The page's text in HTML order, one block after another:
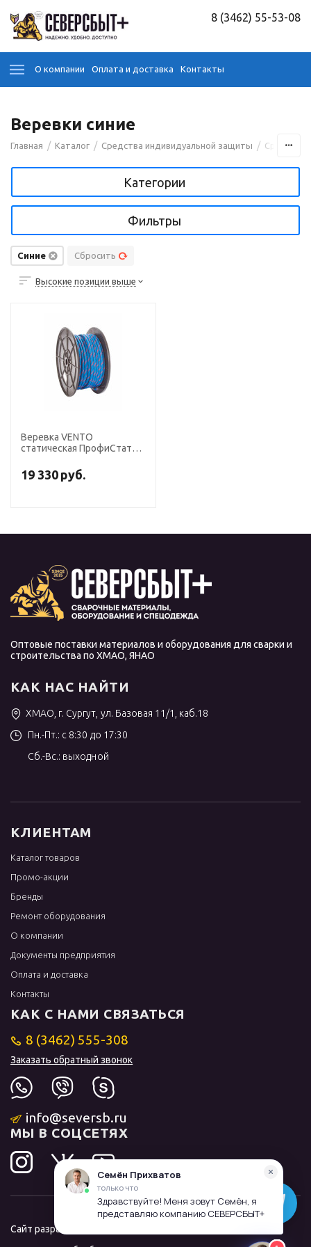
8 (3462) 55-53-08
О компании Оплата и доставка Контакты
Веревки синие
Главная / Каталог / Средства индивидуальной защиты / Средства
Категории
Фильтры
Синие Сбросить
Высокие позиции выше
Веревка VENTO
статическая ПрофиСтатик
vnt 410 200bl
19 330 руб.
Оптовые поставки материалов и оборудования для сварки и
строительства по ХМАО, ЯНАО
КАК НАС НАЙТИ
ХМАО, г. Сургут, ул. Базовая 11/1, каб.18
Пн.-Пт.: с 8:30 до 17:30
Сб.-Вс.: выходной
КЛИЕНТАМ
Каталог товаров
Промо-акции
Бренды
Ремонт оборудования
О компании
Документы предприятия
Оплата и доставка
Контакты
КАК С НАМИ СВЯЗАТЬСЯ
8 (3462) 555-308
Заказать обратный звонок
info@seversb.ru
МЫ В СОЦСЕТЯХ
Сайт разработал и продвинул